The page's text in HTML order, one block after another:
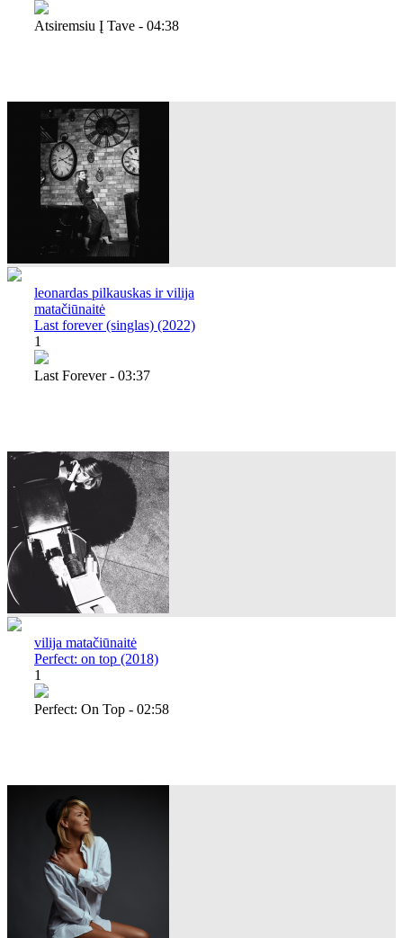
Atsiremsiu Į Tave - 04:38
leonardas pilkauskas ir vilija
matačiūnaitė
Last forever (singlas) (2022)
1
Last Forever - 03:37
vilija matačiūnaitė
Perfect: on top (2018)
1
Perfect: On Top - 02:58